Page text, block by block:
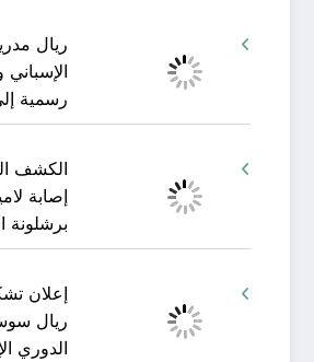
ريال
رسمية
الكشف
إصابة
برشلونة
إعلان
ريال
الدوري